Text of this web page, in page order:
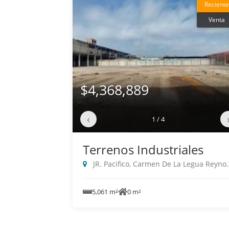
Reciente
Venta
$4,368,889
‹ 1 / 4 ›
Terrenos Industriales
JR. Pacifico, Carmen De La Legua Reynoso
5,061 m² 0 m²